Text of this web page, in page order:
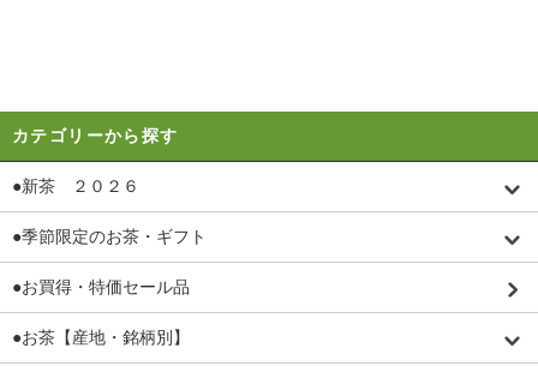
カテゴリーから探す
●新茶 ２０２６
●季節限定のお茶・ギフト
●お買得・特価セール品
●お茶【産地・銘柄別】